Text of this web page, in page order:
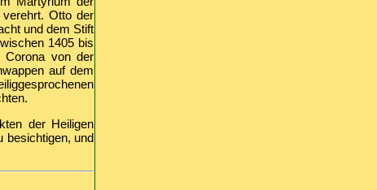
Otto der
und dem Stift
1405 bis
Corona von der
auf dem
der Heiligen
besichtigen, und